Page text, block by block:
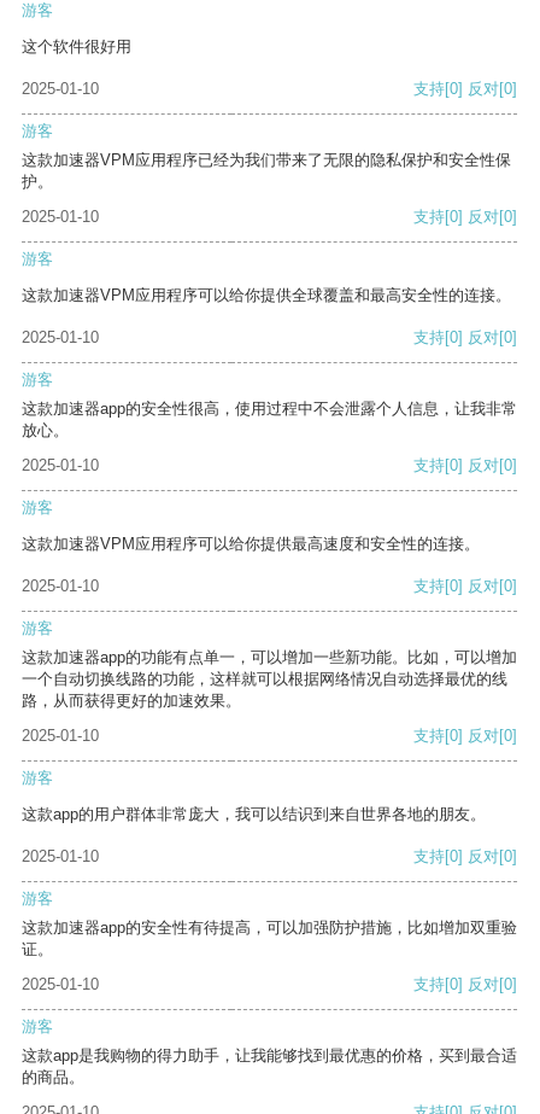
游客
这个软件很好用
2025-01-10 支持[0] 反对[0]
游客
这款加速器VPM应用程序已经为我们带来了无限的隐私保护和安全性保
护。
2025-01-10
支持[0] 反对[0]
游客
这款加速器VPM应用程序可以给你提供全球覆盖和最高安全性的连接。
2025-01-10 支持[0] 反对[0]
游客
这款加速器app的安全性很高，使用过程中不会泄露个人信息，让我非常
放心。
2025-01-10
支持[0] 反对[0]
游客
这款加速器VPM应用程序可以给你提供最高速度和安全性的连接。
2025-01-10 支持[0] 反对[0]
游客
这款加速器app的功能有点单一，可以增加一些新功能。比如，可以增加
一个自动切换线路的功能，这样就可以根据网络情况自动选择最优的线
路，从而获得更好的加速效果。
2025-01-10
支持[0] 反对[0]
游客
这款app的用户群体非常庞大，我可以结识到来自世界各地的朋友。
2025-01-10 支持[0] 反对[0]
游客
这款加速器app的安全性有待提高，可以加强防护措施，比如增加双重验
证。
2025-01-10
支持[0] 反对[0]
游客
这款app是我购物的得力助手，让我能够找到最优惠的价格，买到最合适
的商品。